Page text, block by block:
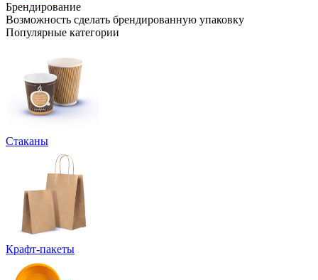
Брендирование
Возможность сделать брендированную упаковку
Популярные категории
Стаканы
Крафт-пакеты